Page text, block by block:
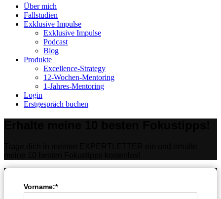
Close
Menu
Über mich
Fallstudien
Exklusive Impulse
Exklusive Impulse
Podcast
Blog
Produkte
Excellence-Strategy
12-Wochen-Mentoring
1-Jahres-Mentoring
Login
Erstgespräch buchen
Vorname:*